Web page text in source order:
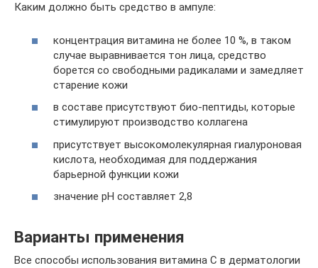
Каким должно быть средство в ампуле:
концентрация витамина не более 10 %, в таком
случае выравнивается тон лица, средство
борется со свободными радикалами и замедляет
старение кожи
в составе присутствуют био-пептиды, которые
стимулируют производство коллагена
присутствует высокомолекулярная гиалуроновая
кислота, необходимая для поддержания
барьерной функции кожи
значение pH составляет 2,8
Варианты применения
Все способы использования витамина С в дерматологии